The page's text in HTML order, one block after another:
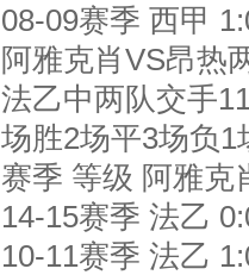
08-09赛季 西甲
阿雅克肖VS昂热
法乙中两队交手
场胜2场平3场负
赛季 等级 阿雅克
14-15赛季 法乙
10-11赛季 法乙